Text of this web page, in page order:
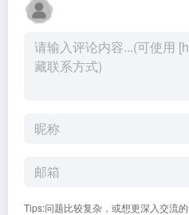
Tips:问题比较复杂，或想更深入交流